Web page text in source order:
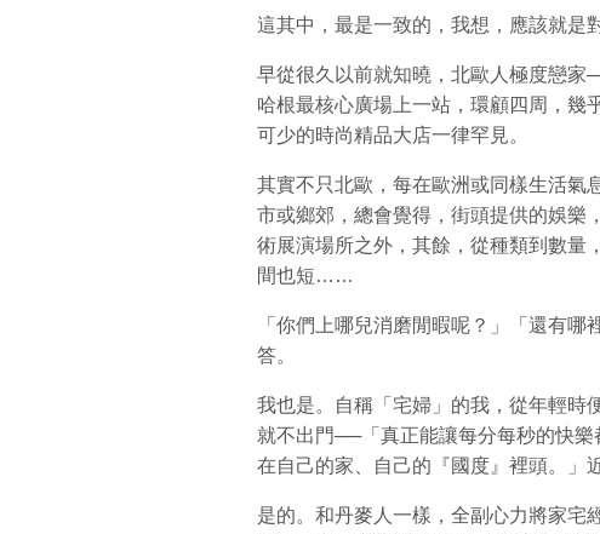
這其中，最是一致的，我想，應該就是
早從很久以前就知曉，北歐人極度戀家
哈根最核心廣場上一站，環顧四周，幾
可少的時尚精品大店一律罕見。
其實不只北歐，每在歐洲或同樣生活氣
市或鄉郊，總會覺得，街頭提供的娛樂
術展演場所之外，其餘，從種類到數量
間也短……
「你們上哪兒消磨閒暇呢？」「還有
答。
我也是。自稱「宅婦」的我，從年輕時
就不出門──「真正能讓每分每秒的快
在自己的家、自己的『國度』裡頭。」
是的。和丹麥人一樣，全副心力將家宅